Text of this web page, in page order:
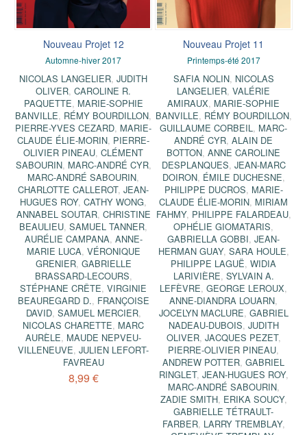
Nouveau Projet 12
Automne-hiver 2017
NICOLAS LANGELIER,JUDITH
OLIVER,CAROLINE R.
PAQUETTE, MARIE-SOPHIE
BANVILLE, RÉMY BOURDILLON,
PIERRE-YVES CEZARD, MARIE-
CLAUDE ÉLIE-MORIN, PIERRE-
OLIVIER PINEAU,CLÉMENT
SABOURIN, MARC-ANDRÉ CYR,
MARC-ANDRÉ SABOURIN,
CHARLOTTE CALLEROT,JEAN-
HUGUES ROY,CATHY WONG,
ANNABEL SOUTAR, CHRISTINE
BEAULIEU,SAMUEL TANNER,
AURÉLIE CAMPANA, ANNE-
MARIE LUCA, VÉRONIQUE
GRENIER, GABRIELLE
BRASSARD-LECOURS,
STÉPHANE CRÊTE,VIRGINIE
BEAUREGARD D., FRANÇOISE
DAVID, SAMUEL MERCIER,
NICOLAS CHARETTE, MARC
AURÈLE, MAUDE NEPVEU-
VILLENEUVE,JULIEN LEFORT-
FAVREAU
8,99 €
Nouveau Projet 11
Printemps-été 2017
SAFIA NOLIN, NICOLAS
LANGELIER,VALÉRIE
AMIRAUX, MARIE-SOPHIE
BANVILLE, RÉMY BOURDILLON,
GUILLAUME CORBEIL, MARC-
ANDRÉ CYR,ALAIN DE
BOTTON,ANNE CAROLINE
DESPLANQUES, JEAN-MARC
DOIRON, ÉMILE DUCHESNE,
PHILIPPE DUCROS, MARIE-
CLAUDE ÉLIE-MORIN, MIRIAM
FAHMY, PHILIPPE FALARDEAU,
OPHÉLIE GIOMATARIS,
GABRIELLA GOBBI,JEAN-
HERMAN GUAY, SARA HOULE,
PHILIPPE LAGUË,WIDIA
LARIVIÈRE, SYLVAIN A.
LEFÈVRE,GEORGE LEROUX,
ANNE-DIANDRA LOUARN,
JOCELYN MACLURE, GABRIEL
NADEAU-DUBOIS, JUDITH
OLIVER, JACQUES PEZET,
PIERRE-OLIVIER PINEAU,
ANDREW POTTER,GABRIEL
RINGLET, JEAN-HUGUES ROY,
MARC-ANDRÉ SABOURIN,
ZADIE SMITH, ERIKA SOUCY,
GABRIELLE TÉTRAULT-
FARBER, LARRY TREMBLAY,